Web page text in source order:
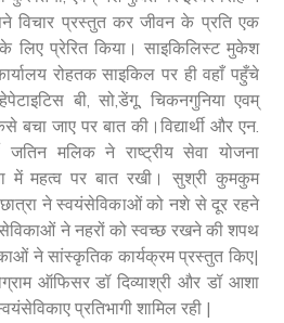
विचार प्रस्तुत कर जीवन के प्रति एक
लिए प्रेरित किया। साइ‌किलिस्ट मुकेश
रोहतक साइकिल पर ही वहाँ पहुँचे
बी, सो,डेंगू, चिकनगुनिया एवम्
बचा जाए पर बात की।विद्यार्थी और एन.
मलिक ने राष्ट्रीय सेवा योजना
में महत्व पर बात रखी। सुश्री कुमकुम
ने स्वयंसेविकाओं को नशे से दूर रहने
ने नहरों को स्वच्छ रखने की शपथ
ने सांस्कृतिक कार्यक्रम प्रस्तुत किए|
ऑफिसर डॉ दिव्याश्री और डॉ आशा
प्रतिभागी शामिल रही |